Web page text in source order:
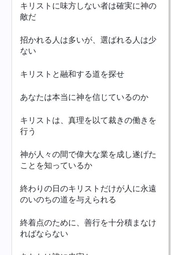
キリストに味方しない者は確実に神の
敵だ
招かれる人は多いが、選ばれる人は少
ない
キリストと融和する道を探せ
あなたは本当に神を信じているのか
キリストは、真理を以て裁きの働きを
行う
神が人々の間で偉大な業を成し遂げた
ことを知っているか
終わりの日のキリストだけが人に永遠
のいのちの道を与えられる
終着点のために、善行を十分積まなけ
ればならない